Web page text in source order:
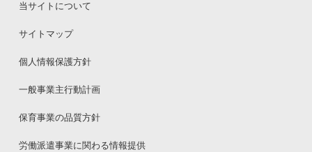
当サイトについて
サイトマップ
個人情報保護方針
一般事業主行動計画
保育事業の品質方針
労働派遣事業に関わる情報提供